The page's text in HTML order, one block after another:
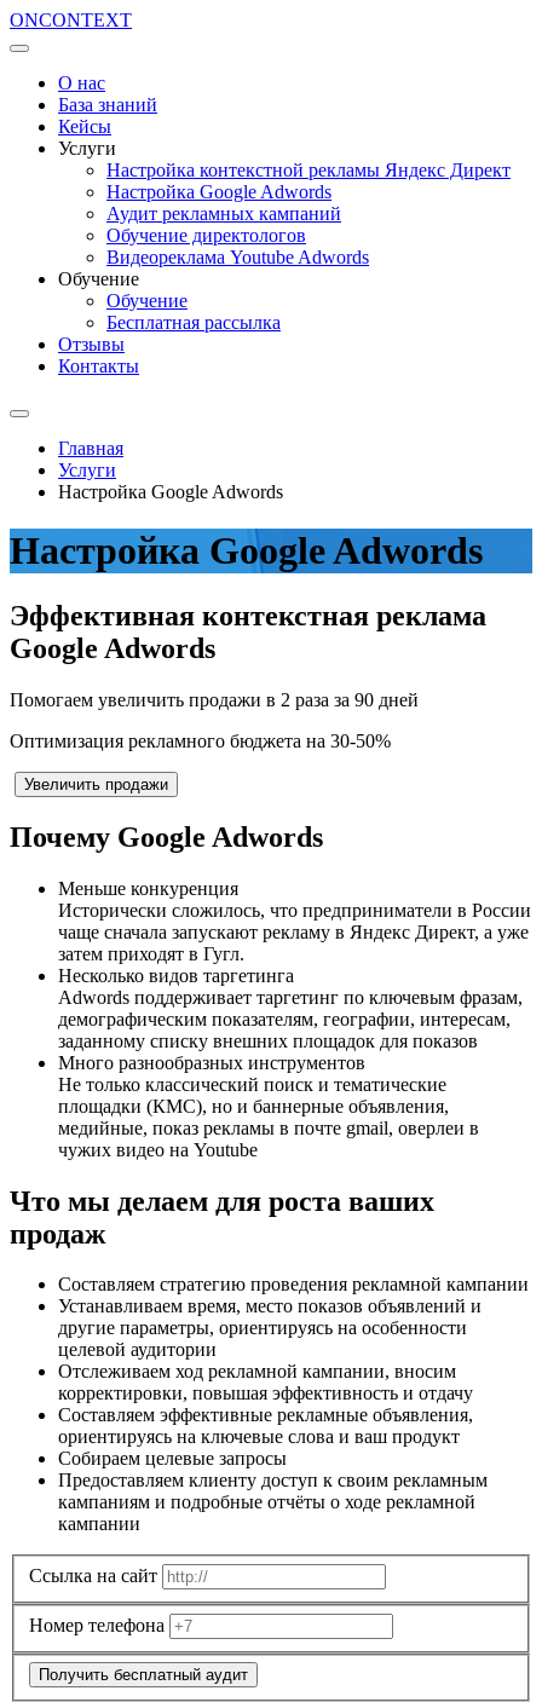
ONCONTEXT
О нас
База знаний
Кейсы
Услуги
Настройка контекстной рекламы Яндекс Директ
Настройка Google Adwords
Аудит рекламных кампаний
Обучение директологов
Видеореклама Youtube Adwords
Обучение
Обучение
Бесплатная рассылка
Отзывы
Контакты
Главная
Услуги
Настройка Google Adwords
Настройка Google Adwords
Эффективная контекстная реклама
Google Adwords
Помогаем увеличить продажи в 2 раза за 90 дней
Оптимизация рекламного бюджета на 30-50%
Увеличить продажи
Почему Google Adwords
Меньше конкуренция
Исторически сложилось, что предприниматели в России
чаще сначала запускают рекламу в Яндекс Директ, а уже
затем приходят в Гугл.
Несколько видов таргетинга
Adwords поддерживает таргетинг по ключевым фразам,
демографическим показателям, географии, интересам,
заданному списку внешних площадок для показов
Много разнообразных инструментов
Не только классический поиск и тематические
площадки (КМС), но и баннерные объявления,
медийные, показ рекламы в почте gmail, оверлеи в
чужих видео на Youtube
Что мы делаем для роста ваших
продаж
Составляем стратегию проведения рекламной кампании
Устанавливаем время, место показов объявлений и
другие параметры, ориентируясь на особенности
целевой аудитории
Отслеживаем ход рекламной кампании, вносим
корректировки, повышая эффективность и отдачу
Составляем эффективные рекламные объявления,
ориентируясь на ключевые слова и ваш продукт
Собираем целевые запросы
Предоставляем клиенту доступ к своим рекламным
кампаниям и подробные отчёты о ходе рекламной
кампании
Ссылка на сайт
Номер телефона
Получить бесплатный аудит